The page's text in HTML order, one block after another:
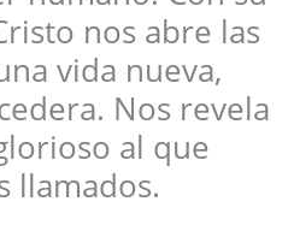
nos abre las
vida nueva,
Nos revela
al que
llamados.